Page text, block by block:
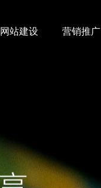
网站建设 营销推广